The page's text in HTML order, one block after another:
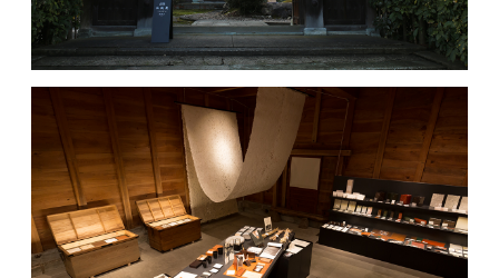
ACCESS / STAY
CONTACT